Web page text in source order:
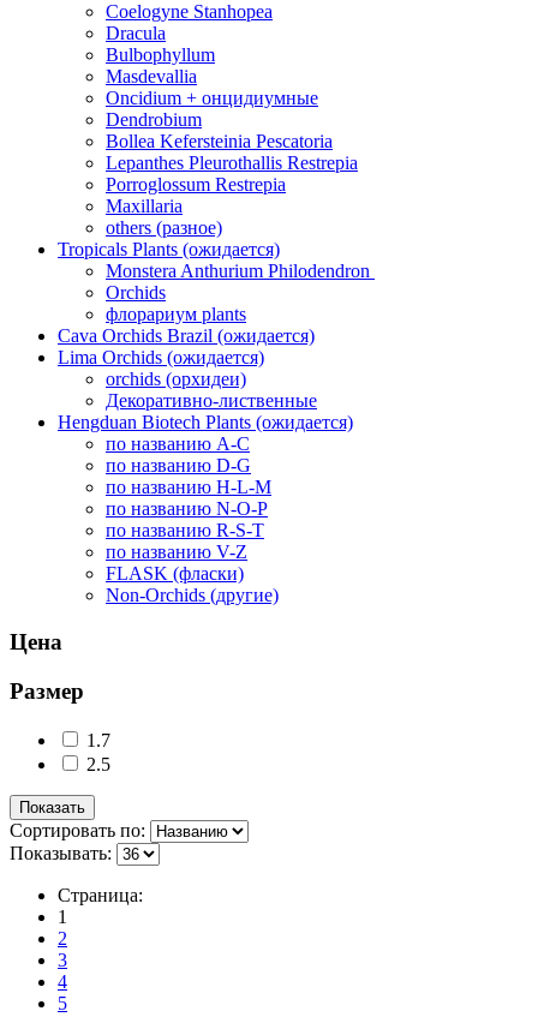
Coelogyne Stanhopea
Dracula
Bulbophyllum
Masdevallia
Oncidium + онцидиумные
Dendrobium
Bollea Kefersteinia Pescatoria
Lepanthes Pleurothallis Restrepia
Porroglossum Restrepia
Maxillaria
others (разное)
Tropicals Plants (ожидается)
​​​​​​​Monstera Anthurium Philodendron
Orchids
флорариум plants
Cava Orchids Brazil (ожидается)
Lima Orchids (ожидается)
orchids (орхидеи)
Декоративно-лиственные
Hengduan Biotech Plants (ожидается)
по названию A-C
по названию D-G
по названию H-L-M
по названию N-O-P
по названию R-S-T
по названию V-Z
FLASK (фласки)
Non-Orchids (другие)
Цена
Размер
1.7
2.5
Сортировать по:
Показывать:
Страница:
1
2
3
4
5